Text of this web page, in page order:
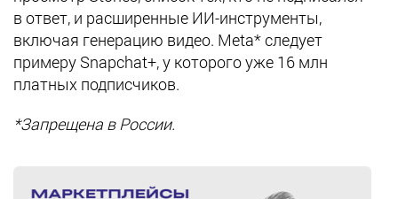
в ответ, и расширенные ИИ-инструменты,
включая генерацию видео. Meta* следует
примеру Snapchat+, у которого уже 16 млн
платных подписчиков.
*Запрещена в России.